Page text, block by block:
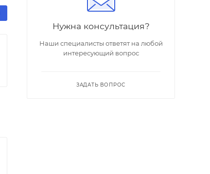
Нужна консультация?
Наши специалисты ответят на любой
интересующий вопрос
ЗАДАТЬ ВОПРОС